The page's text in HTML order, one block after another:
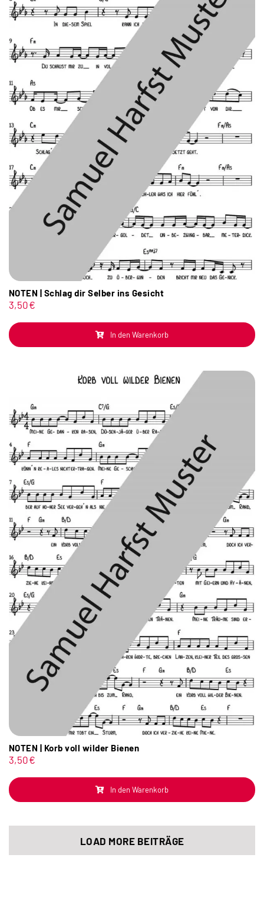
NOTEN | Schlag dir Selber ins Gesicht
3,50€
In den Warenkorb
NOTEN | Korb voll wilder Bienen
3,50€
In den Warenkorb
LOAD MORE BEITRÄGE